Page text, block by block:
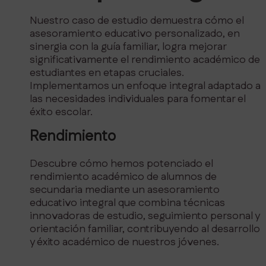
Nuestro caso de estudio demuestra cómo el
asesoramiento educativo personalizado, en
sinergia con la guía familiar, logra mejorar
significativamente el rendimiento académico de
estudiantes en etapas cruciales.
Implementamos un enfoque integral adaptado a
las necesidades individuales para fomentar el
éxito escolar.
Rendimiento
Descubre cómo hemos potenciado el
rendimiento académico de alumnos de
secundaria mediante un asesoramiento
educativo integral que combina técnicas
innovadoras de estudio, seguimiento personal y
orientación familiar, contribuyendo al desarrollo
y éxito académico de nuestros jóvenes.